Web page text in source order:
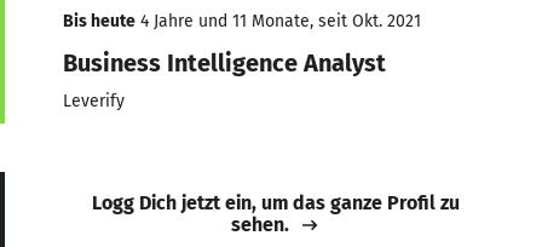
Bis heute 4 Jahre und 11 Monate, seit Okt. 2021
Business Intelligence Analyst
Leverify
Logg Dich jetzt ein, um das ganze Profil zu
sehen.